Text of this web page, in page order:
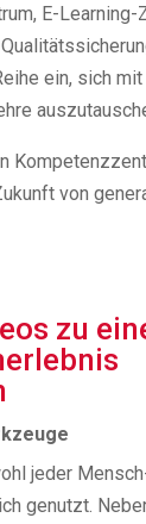
E-
ein, sich
von
zu
jeder
genutzt.